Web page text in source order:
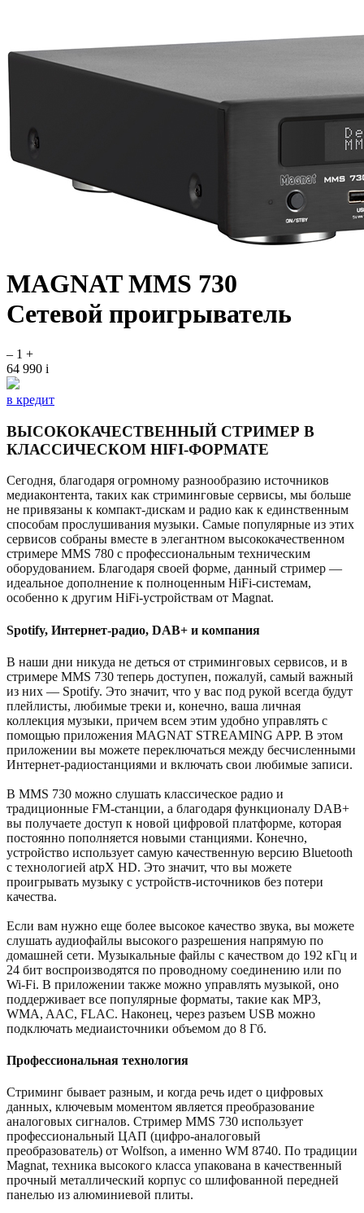
MAGNAT MMS 730
Сетевой проигрыватель
– 1 +
64 990 i
в кредит
ВЫСОКОКАЧЕСТВЕННЫЙ СТРИМЕР В
КЛАССИЧЕСКОМ HIFI-ФОРМАТЕ
Сегодня, благодаря огромному разнообразию источников
медиаконтента, таких как стриминговые сервисы, мы больше
не привязаны к компакт-дискам и радио как к единственным
способам прослушивания музыки. Самые популярные из этих
сервисов собраны вместе в элегантном высококачественном
стримере MMS 780 с профессиональным техническим
оборудованием. Благодаря своей форме, данный стример —
идеальное дополнение к полноценным HiFi-системам,
особенно к другим HiFi-устройствам от Magnat.
Spotify, Интернет-радио, DAB+ и компания
В наши дни никуда не деться от стриминговых сервисов, и в
стримере MMS 730 теперь доступен, пожалуй, самый важный
из них — Spotify. Это значит, что у вас под рукой всегда будут
плейлисты, любимые треки и, конечно, ваша личная
коллекция музыки, причем всем этим удобно управлять с
помощью приложения MAGNAT STREAMING APP. В этом
приложении вы можете переключаться между бесчисленными
Интернет-радиостанциями и включать свои любимые записи.
В MMS 730 можно слушать классическое радио и
традиционные FM-станции, а благодаря функционалу DAB+
вы получаете доступ к новой цифровой платформе, которая
постоянно пополняется новыми станциями. Конечно,
устройство использует самую качественную версию Bluetooth
с технологией atpX HD. Это значит, что вы можете
проигрывать музыку с устройств-источников без потери
качества.
Если вам нужно еще более высокое качество звука, вы можете
слушать аудиофайлы высокого разрешения напрямую по
домашней сети. Музыкальные файлы с качеством до 192 кГц и
24 бит воспроизводятся по проводному соединению или по
Wi-Fi. В приложении также можно управлять музыкой, оно
поддерживает все популярные форматы, такие как MP3,
WMA, AAC, FLAC. Наконец, через разъем USB можно
подключать медиаисточники объемом до 8 Гб.
Профессиональная технология
Стриминг бывает разным, и когда речь идет о цифровых
данных, ключевым моментом является преобразование
аналоговых сигналов. Стример MMS 730 использует
профессиональный ЦАП (цифро-аналоговый
преобразователь) от Wolfson, а именно WM 8740. По традиции
Magnat, техника высокого класса упакована в качественный
прочный металлический корпус со шлифованной передней
панелью из алюминиевой плиты.